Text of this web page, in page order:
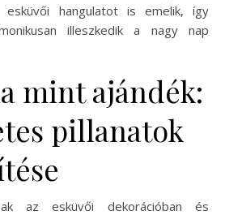
esküvői hangulatot is emelik, így
illeszkedik a nagy nap
mint ajándék:
pillanatok
az esküvői dekorációban és